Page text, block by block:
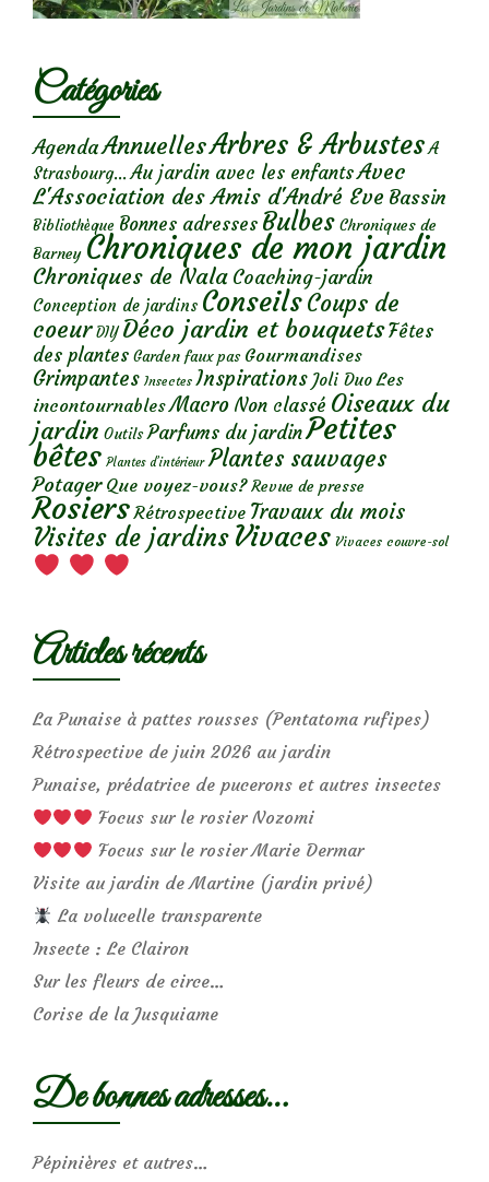
Catégories
AgendaAnnuellesArbres & Arbustes A
Strasbourg... Au jardin avec les enfantsAvec
L'Association des Amis d'André Eve Bassin
Bibliothèque Bonnes adresses Bulbes Chroniques de
Barney Chroniques de mon jardin
Chroniques de Nala Coaching-jardin
Conception de jardins ConseilsCoups de
coeur DIY Déco jardin et bouquetsFêtes
des plantes Garden faux pas Gourmandises
Grimpantes Insectes Inspirations Joli Duo Les
incontournables Macro Non classé Oiseaux du
jardin Outils Parfums du jardinPetites
bêtes Plantes d’intérieur Plantes sauvages
Potager Que voyez-vous? Revue de presse
Rosiers Rétrospective Travaux du mois
Visites de jardins Vivaces Vivaces couvre-sol
Articles récents
La Punaise à pattes rousses (Pentatoma rufipes)
Rétrospective de juin 2026 au jardin
Punaise, prédatrice de pucerons et autres insectes
Focus sur le rosier Nozomi
Focus sur le rosier Marie Dermar
Visite au jardin de Martine (jardin privé)
La volucelle transparente
Insecte : Le Clairon
Sur les fleurs de circe…
Corise de la Jusquiame
De bonnes adresses…
Pépinières et autres…